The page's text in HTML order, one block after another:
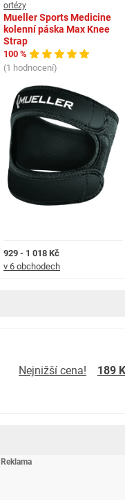
ortézy
Mueller Sports Medicine
kolenní páska Max Knee
Strap
100 %
(1 hodnocení)
929 - 1 018 Kč
v 6 obchodech
Nejnižší cena! 189